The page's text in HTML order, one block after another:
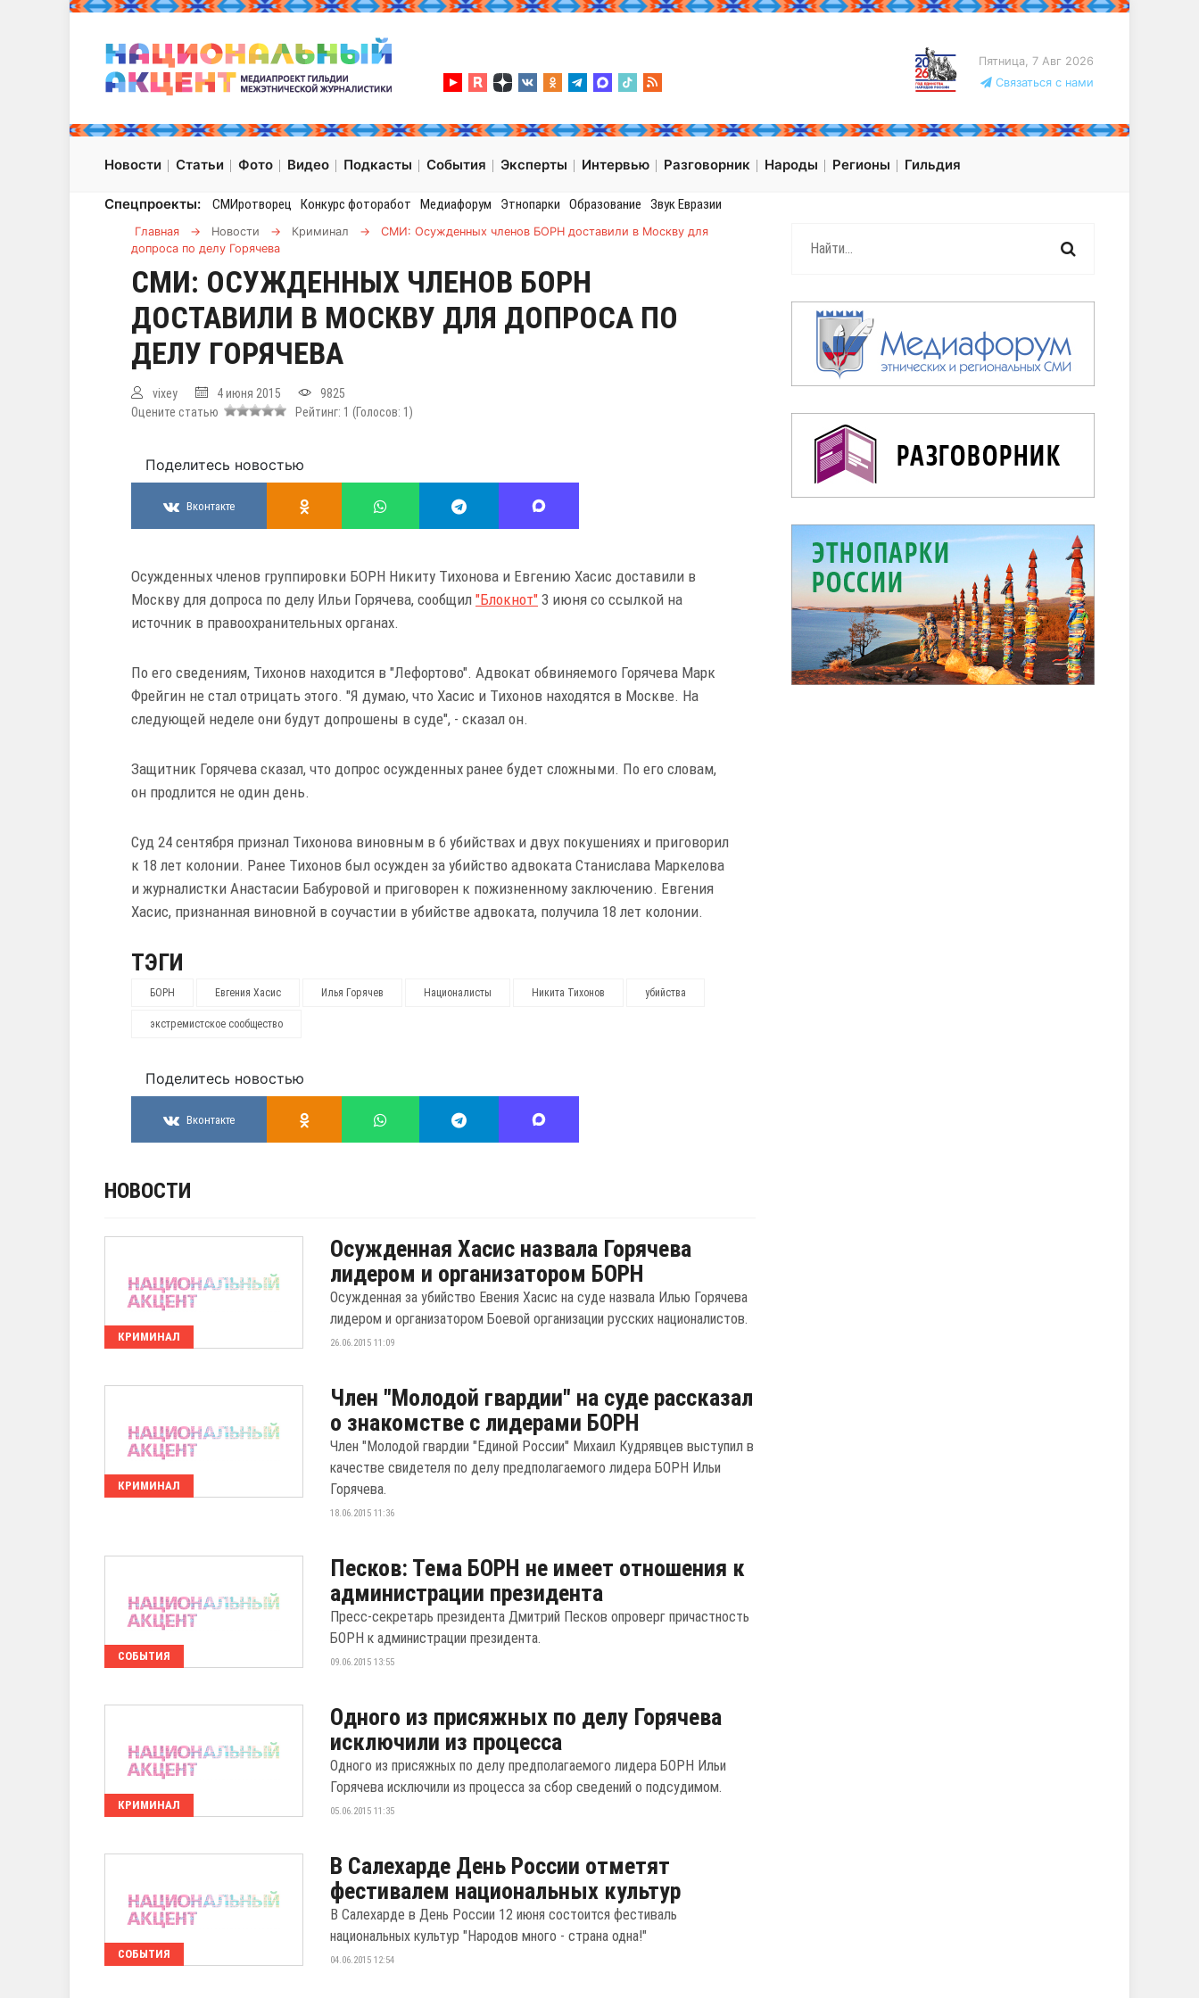
Пятница, 7 Авг 2026
Связаться с нами
Новости Статьи Фото Видео Подкасты События Эксперты Интервью Разговорник Народы Регионы Гильдия
Спецпроекты: СМИротворец Конкурс фоторабот Медиафорум Этнопарки Образование Звук Евразии
Главная → Новости → Криминал →
СМИ: Осужденных членов БОРН доставили в Москву для
допроса по делу Горячева
СМИ: ОСУЖДЕННЫХ ЧЛЕНОВ БОРН
ДОСТАВИЛИ В МОСКВУ ДЛЯ ДОПРОСА ПО
ДЕЛУ ГОРЯЧЕВА
vixey 4 июня 2015
9825
Оцените статью
Рейтинг: 1 (Голосов: 1 )
Поделитесь новостью
Вконтакте
Осужденных членов группировки БОРН Никиту Тихонова и Евгению Хасис доставили в
Москву для допроса по делу Ильи Горячева, сообщил "Блокнот" 3 июня со ссылкой на
источник в правоохранительных органах.
По его сведениям, Тихонов находится в "Лефортово". Адвокат обвиняемого Горячева Марк
Фрейгин не стал отрицать этого. "Я думаю, что Хасис и Тихонов находятся в Москве. На
следующей неделе они будут допрошены в суде", - сказал он.
Защитник Горячева сказал, что допрос осужденных ранее будет сложными. По его словам,
он продлится не один день.
Суд 24 сентября признал Тихонова виновным в 6 убийствах и двух покушениях и приговорил
к 18 лет колонии. Ранее Тихонов был осужден за убийство адвоката Станислава Маркелова
и журналистки Анастасии Бабуровой и приговорен к пожизненному заключению. Евгения
Хасис, признанная виновной в соучастии в убийстве адвоката, получила 18 лет колонии.
ТЭГИ
БОРН Евгения Хасис Илья Горячев Националисты Никита Тихонов убийства
экстремистское сообщество
Поделитесь новостью
Вконтакте
НОВОСТИ
КРИМИНАЛ
Осужденная Хасис назвала Горячева
лидером и организатором БОРН
Осужденная за убийство Евения Хасис на суде назвала Илью Горячева
лидером и организатором Боевой организации русских националистов.
26.06.2015 11:09
КРИМИНАЛ
Член "Молодой гвардии" на суде рассказал
о знакомстве с лидерами БОРН
Член "Молодой гвардии "Единой России" Михаил Кудрявцев выступил в
качестве свидетеля по делу предполагаемого лидера БОРН Ильи
Горячева.
18.06.2015 11:36
СОБЫТИЯ
Песков: Тема БОРН не имеет отношения к
администрации президента
Пресс-секретарь президента Дмитрий Песков опроверг причастность
БОРН к администрации президента.
09.06.2015 13:55
КРИМИНАЛ
Одного из присяжных по делу Горячева
исключили из процесса
Одного из присяжных по делу предполагаемого лидера БОРН Ильи
Горячева исключили из процесса за сбор сведений о подсудимом.
05.06.2015 11:35
СОБЫТИЯ
В Салехарде День России отметят
фестивалем национальных культур
В Салехарде в День России 12 июня состоится фестиваль
национальных культур "Народов много - страна одна!"
04.06.2015 12:54